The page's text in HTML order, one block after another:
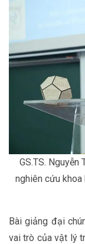
GS.TS. Nguyễn
nghiên cứu
Bài giảng đại
vai trò của vật lý